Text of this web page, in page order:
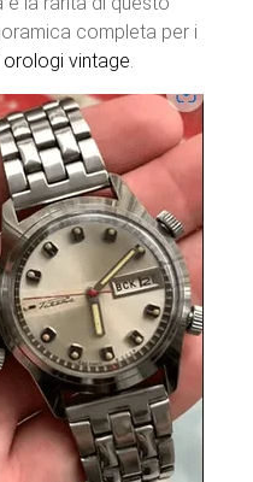
completa per i
orologi vintage.